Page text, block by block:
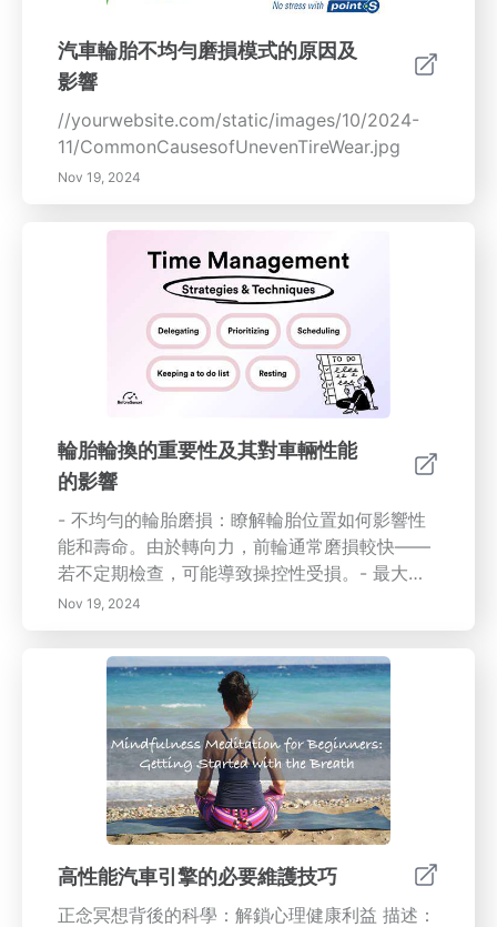
輪換不僅是一個經濟的投資，可以為您節省更換
費用，而且還能確保符合製造商的保修條件。在
本綜合指南中，我們將探討輪胎更換的好處，包
括：- 了解輪胎磨損模式 - 定期更換的經濟優勢
- 通過適當維護增強安全性和舒適性 - 輪胎更換
如何影響車輛性能和耐久性 了解如何保持輪胎處
於最佳狀態，以便實現經濟和生態效益。
汽車輪胎不均勻磨損模式的原因及
影響
//yourwebsite.com/static/images/10/2024-
11/CommonCausesofUnevenTireWear.jpg
Nov 19, 2024
輪胎輪換的重要性及其對車輛性能
的影響
- 不均勻的輪胎磨損：瞭解輪胎位置如何影響性
能和壽命。由於轉向力，前輪通常磨損較快——
若不定期檢查，可能導致操控性受損。- 最大化
效率：定期進行輪胎輪換可提高牽引力、穩定性
及燃油效率，從長遠來看為您節省開支。- 安全
第一：忽視輪胎維護可能導致危險情況，包括爆
胎或失去控制，因此了解輪胎護理對安全駕駛至
關重要。輪胎維護的最佳實踐：- 輪換頻率：專
家建議每行駛5,000至7,500英里進行一次輪胎輪
換。這一簡單的任務可以延長輪胎使用壽命，並
有助於提高車輛的對準和操控能力。- 您的輪胎
需要關注的跡象：留意不均勻磨損或車輛操控的
變化；及時處理這些問題能確保您享有更安全、
更平穩的駕駛體驗。要全面了解如何有效管理您
的車輛，確保其壽命和性能，請參閱我們關於輪
胎輪換和維護實踐的詳細指南。您的車輛值得最
Nov 19, 2024
高性能汽車引擎的必要維護技巧
正念冥想背後的科學：解鎖心理健康利益 描述：